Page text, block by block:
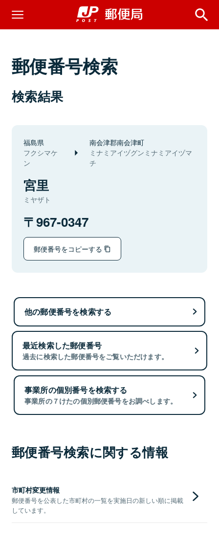
郵便番号検索
検索結果
福島県
フクシマケ
ン
南会津郡南会津町
ミナミアイヅグンミナミアイヅマ
チ
宮里
ミヤザト
967-0347
郵便番号をコピーする
他の郵便番号を検索する
最近検索した郵便番号
過去に検索した郵便番号をご覧いただけます。
事業所の個別番号を検索する
事業所の７けたの個別郵便番号をお調べします。
郵便番号検索に関する情報
市町村変更情報
郵便番号を公表した市町村の一覧を実施日の新しい順に掲載
しています。